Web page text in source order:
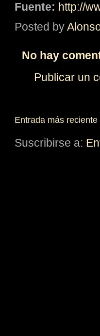
Fuente: http://
Posted by
No hay
Publicar un
Entrada más reciente
Suscribirse a: